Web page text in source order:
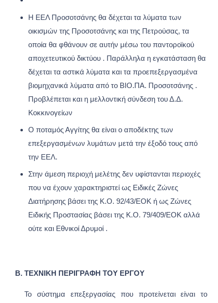
Η ΕΕΛ Προσοτσάνης θα δέχεται τα λύματα των
οικισμών της Προσοτσάνης και της Πετρούσας, τα
οποία θα φθάνουν σε αυτήν μέσω του παντοροϊκού
αποχετευτικού δικτύου . Παράλληλα η εγκατάσταση θα
δέχεται τα αστικά λύματα και τα προεπεξεργασμένα
βιομηχανικά λύματα από το ΒΙΟ.ΠΑ. Προσοτσάνης .
Προβλέπεται και η μελλοντική σύνδεση του Δ.Δ.
Κοκκινογείων
Ο ποταμός Αγγίτης θα είναι ο αποδέκτης των
επεξεργασμένων λυμάτων μετά την έξοδό τους από
την ΕΕΛ.
Στην άμεση περιοχή μελέτης δεν υφίστανται περιοχές
που να έχουν χαρακτηριστεί ως Ειδικές Ζώνες
Διατήρησης βάσει της Κ.Ο. 92/43/ΕΟΚ ή ως Ζώνες
Ειδικής Προστασίας βάσει της Κ.Ο. 79/409/ΕΟΚ αλλά
ούτε και Εθνικοί Δρυμοί .
Β. ΤΕΧΝΙΚΗ ΠΕΡΙΓΡΑΦΗ ΤΟΥ ΕΡΓΟΥ
Το σύστημα επεξεργασίας που προτείνεται είναι το